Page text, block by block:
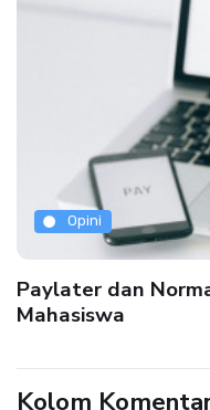
Opini
Paylater dan
Mahasiswa
Kolom